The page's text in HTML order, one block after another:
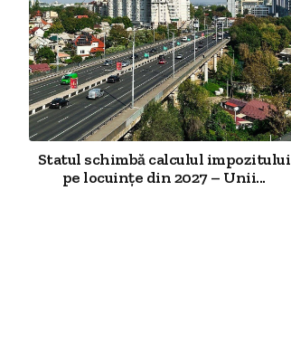
Statul schimbă calculul impozitului
pe locuințe din 2027 – Unii...